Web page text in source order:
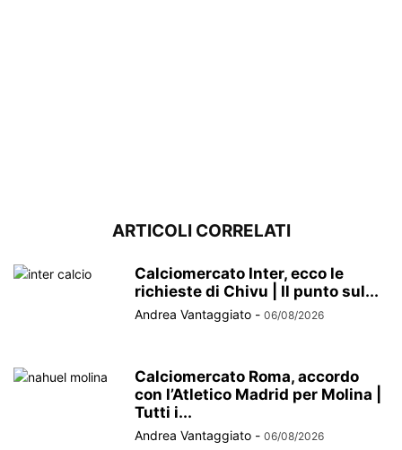
ARTICOLI CORRELATI
Calciomercato Inter, ecco le
richieste di Chivu | Il punto sul...
Andrea Vantaggiato - 06/08/2026
Calciomercato Roma, accordo
con l’Atletico Madrid per Molina |
Tutti i...
Andrea Vantaggiato - 06/08/2026